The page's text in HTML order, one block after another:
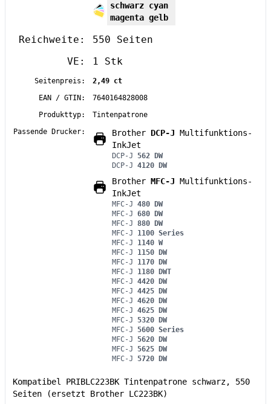
schwarz cyan
magenta gelb
Reichweite:
550 Seiten
VE:
1 Stk
Seitenpreis:
2,49 ct
EAN / GTIN:
7640164828008
Produkttyp:
Tintenpatrone
Passende Drucker:
Brother DCP-J Multifunktions-
InkJet
DCP-J 562 DW
DCP-J 4120 DW
Brother MFC-J Multifunktions-
InkJet
MFC-J 480 DW
MFC-J 680 DW
MFC-J 880 DW
MFC-J 1100 Series
MFC-J 1140 W
MFC-J 1150 DW
MFC-J 1170 DW
MFC-J 1180 DWT
MFC-J 4420 DW
MFC-J 4425 DW
MFC-J 4620 DW
MFC-J 4625 DW
MFC-J 5320 DW
MFC-J 5600 Series
MFC-J 5620 DW
MFC-J 5625 DW
MFC-J 5720 DW
Kompatibel PRIBLC223BK Tintenpatrone schwarz, 550
Seiten (ersetzt Brother LC223BK)